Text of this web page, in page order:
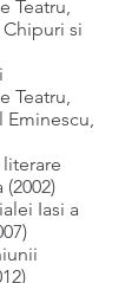
Teatru,
si
Teatru,
Eminescu,
Iasi a